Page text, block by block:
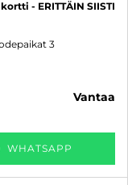
- ERITTÄIN SIISTI
3
vantaa
WHATSAPP